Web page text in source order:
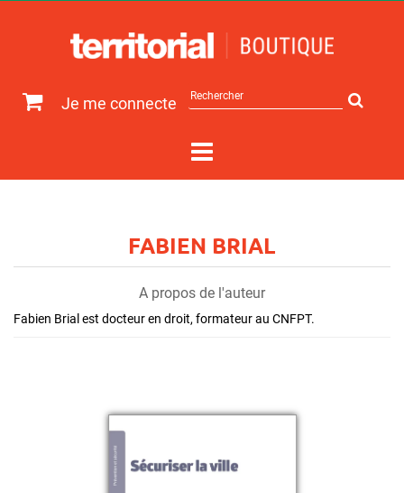
Je me connecte
sur
FABIEN BRIAL
A propos de l'auteur
Fabien Brial est docteur en droit, formateur au CNFPT.